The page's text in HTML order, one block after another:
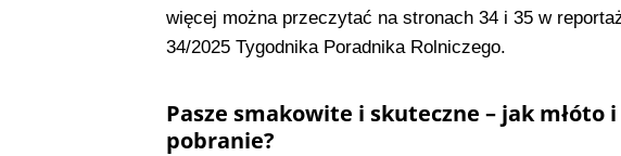
więcej można przeczytać na stronach 34 i 35 w
34/2025 Tygodnika Poradnika Rolniczego.
Pasze smakowite i skuteczne – jak młóto
pobranie?